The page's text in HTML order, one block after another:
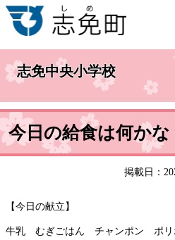
志免中央小学校
今日の給食は何かな
掲載日：
【今日の献立】
牛乳 むぎごはん チャンポン ポリ